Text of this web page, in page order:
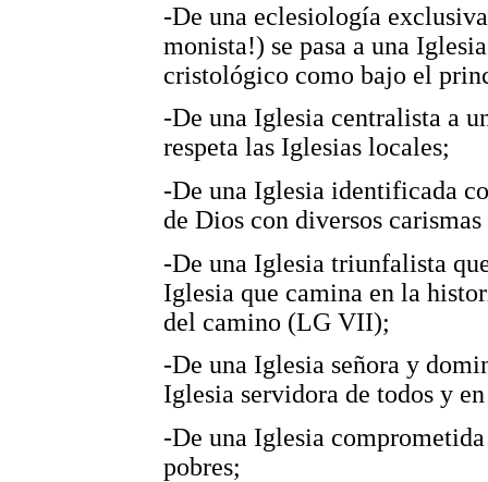
-De una eclesiología
monista!) se pasa a una
cristológico como bajo el
-De una Iglesia centralista a
respeta las Iglesias locales;
-De una Iglesia identificada
de Dios con diversos
-De una Iglesia triunfalista
Iglesia que camina en la
del camino (LG VII);
-De una Iglesia señora y
Iglesia servidora de todos y
-De una Iglesia
pobres;